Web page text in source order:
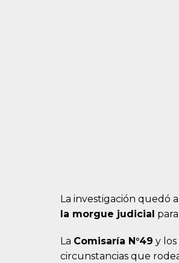
La investigación quedó
la morgue judicial
La Comisaría N°49 y
circunstancias que